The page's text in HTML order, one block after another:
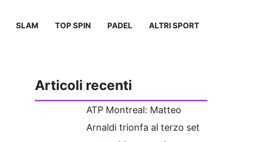
SLAM TOP SPIN PADEL ALTRI SPORT
Articoli recenti
ATP Montreal: Matteo
Arnaldi trionfa al terzo set